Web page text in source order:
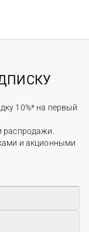
10%* на первый
распродажи.
и акционными